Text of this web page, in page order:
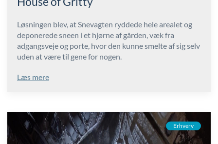
Løsningen blev, at Snevagten ryddede hele arealet og
deponerede sneen i et hjørne af gården, væk fra
adgangsveje og porte, hvor den kunne smelte af sig selv
uden at være til gene for nogen.
Læs mere
Erhverv